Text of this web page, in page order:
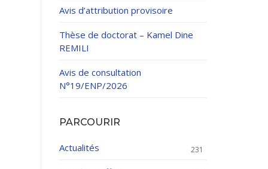
des Relations
sportives
et
Avis d’attribution provisoire
Thèse de doctorat – Kamel Dine
REMILI
Avis de consultation
N°19/ENP/2026
PARCOURIR
Actualités 231